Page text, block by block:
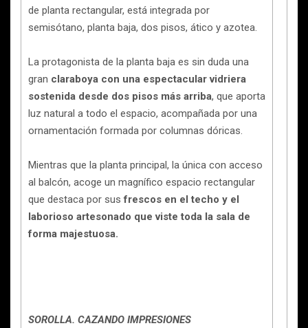
de planta rectangular, está integrada por
semisótano, planta baja, dos pisos, ático y azotea.
La protagonista de la planta baja es sin duda una
gran claraboya con una espectacular vidriera
sostenida desde dos pisos más arriba, que aporta
luz natural a todo el espacio, acompañada por una
ornamentación formada por columnas dóricas.
Mientras que la planta principal, la única con acceso
al balcón, acoge un magnífico espacio rectangular
que destaca por susfrescos en el techo y el
laborioso artesonado que viste toda la sala de
forma majestuosa.
SOROLLA. CAZANDO IMPRESIONES